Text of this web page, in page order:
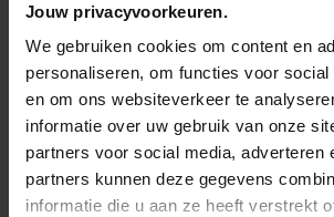
Jouw privacyvoorkeuren.
We gebruiken cookies om content en
personaliseren, om functies voor social
en om ons websiteverkeer te
informatie over uw gebruik van onze
partners voor social media, adverteren
partners kunnen deze gegevens
informatie die u aan ze heeft verstrekt